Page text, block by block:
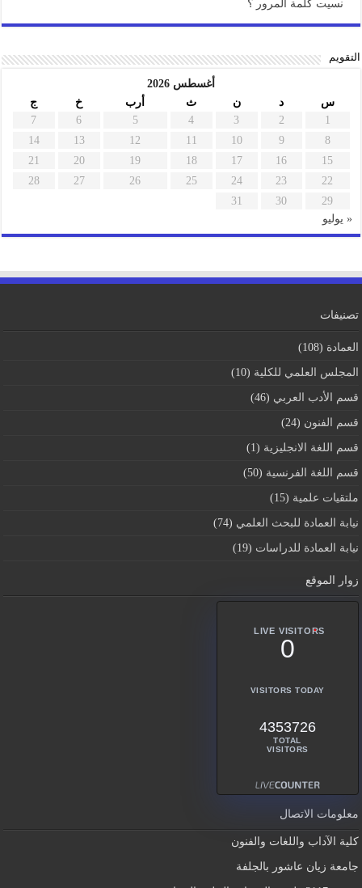
نسيت كلمة المرور ؟
التقويم
أغسطس 2026
س
د ن ث أرب خ
ج
1
2
3
4
5
6
7
8
9
10
11
12
13
14
15
16
17
18
19
20
21
22
23
24
25
26
27
28
29
30
31
« يوليو
تصنيفات
العمادة (108)
المجلس العلمي للكلية (10)
قسم اﻷدب العربي (46)
قسم الفنون (24)
قسم اللغة الانجليزية (1)
قسم اللغة الفرنسية (50)
ملتقيات علمية (15)
نيابة العمادة للبحث العلمي (74)
نيابة العمادة للدراسات (19)
زوار الموقع
LIVE VISITORS
0
VISITORS TODAY
4353726
TOTAL
VISITORS
معلومات الاتصال
كلية الآداب واللغات والفنون
جامعة زيان عاشور بالجلفة